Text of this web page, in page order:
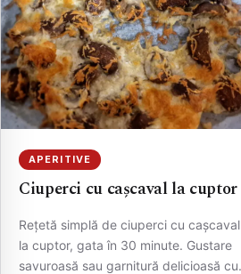
APERITIVE
Ciuperci cu cașcaval la cuptor
Rețetă simplă de ciuperci cu cașcaval
la cuptor, gata în 30 minute. Gustare
savuroasă sau garnitură delicioasă cu